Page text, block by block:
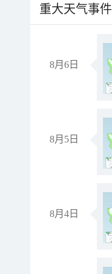
重大天气事件
8月6日
8月5日
8月4日